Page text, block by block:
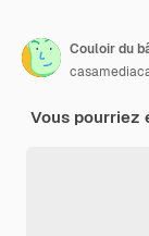
Couloir du
Vous pourriez